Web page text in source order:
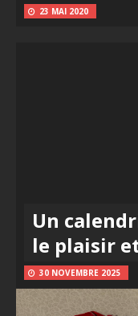
23 MAI 2020
Un
le plaisir
30 NOVEMBRE 2025